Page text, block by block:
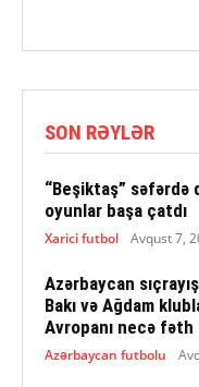
SON RƏYLƏR
“Beşiktaş” səfərdə
oyunlar başa çatdı
Xarici futbol Avqust 7,
Azərbaycan
Bakı və Ağdam
Avropanı necə fəth
Azərbaycan futbolu